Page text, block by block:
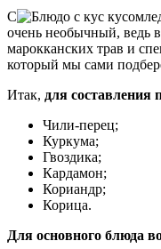
С
очень необычный, ведь
марокканских трав и
который мы сами
Итак, для составления
Чили-перец;
Куркума;
Гвоздика;
Кардамон;
Кориандр;
Корица.
Для основного блюда